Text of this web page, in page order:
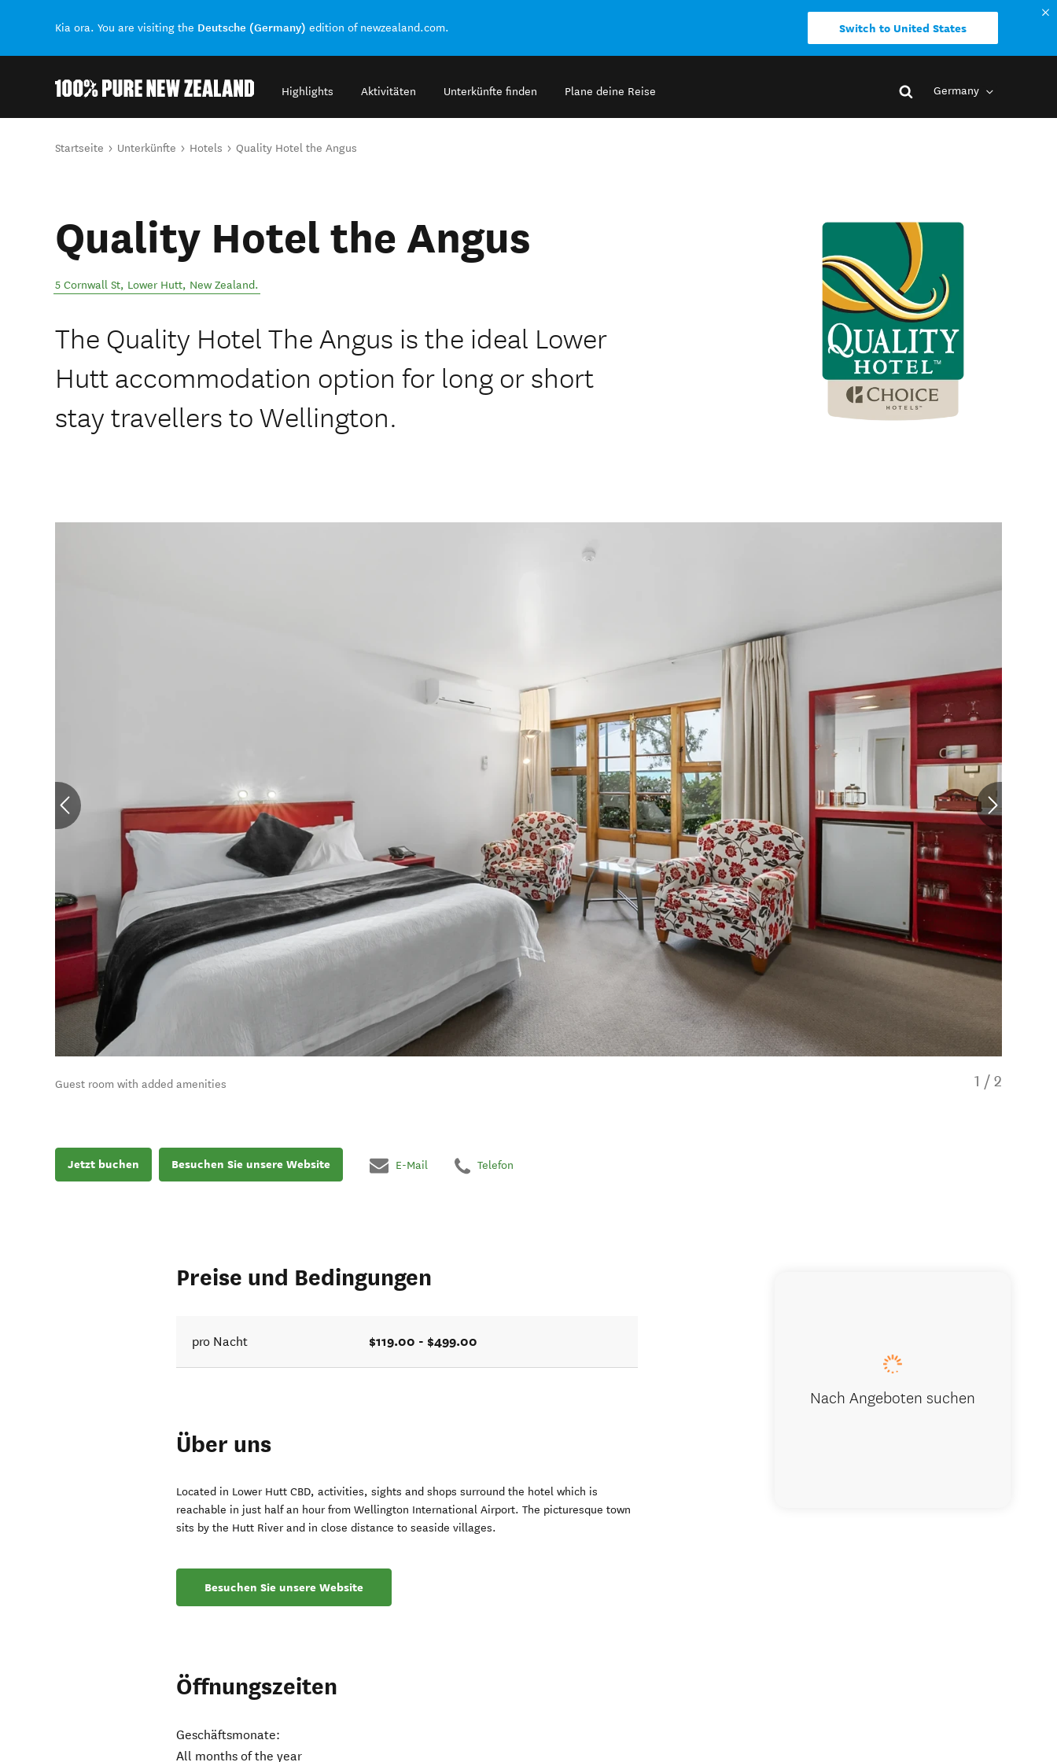
Kia ora. You are visiting the Deutsche (Germany) edition of newzealand.com. Switch to United States
Highlights Aktivitäten Unterkünfte finden Plane deine Reise Germany
Sie sind hier
Startseite Unterkünfte Hotels Quality Hotel the Angus
Quality Hotel the Angus
5 Cornwall St, Lower Hutt, New Zealand.
The Quality Hotel The Angus is the ideal Lower
Hutt accommodation option for long or short
stay travellers to Wellington.
Guest room with added amenities 1 / 2
Jetzt buchen Besuchen Sie unsere Website E-Mail Telefon
Preise und Bedingungen
pro Nacht $119.00 - $499.00
Über uns
Located in Lower Hutt CBD, activities, sights and shops surround the hotel which is
reachable in just half an hour from Wellington International Airport. The picturesque town
sits by the Hutt River and in close distance to seaside villages.
Besuchen Sie unsere Website
Öffnungszeiten
Geschäftsmonate:
All months of the year
Nach Angeboten suchen